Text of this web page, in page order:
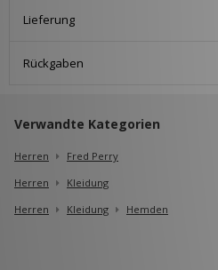
Lieferung
Rückgaben
Verwandte Kategorien
Herren
Fred Perry
Herren
Kleidung
Herren
Kleidung Hemden